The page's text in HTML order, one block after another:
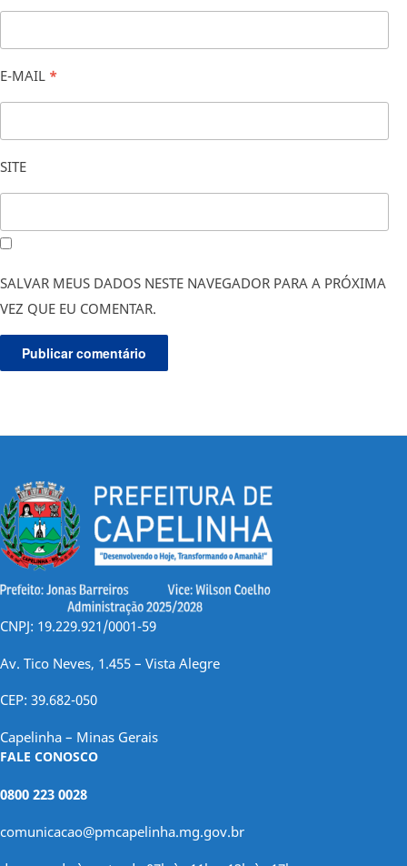
E-MAIL *
SITE
SALVAR MEUS DADOS NESTE NAVEGADOR PARA A PRÓXIMA
VEZ QUE EU COMENTAR.
CNPJ: 19.229.921/0001-59
Av. Tico Neves, 1.455 – Vista Alegre
CEP: 39.682-050
Capelinha – Minas Gerais
FALE CONOSCO
0800 223 0028
comunicacao@pmcapelinha.mg.gov.br